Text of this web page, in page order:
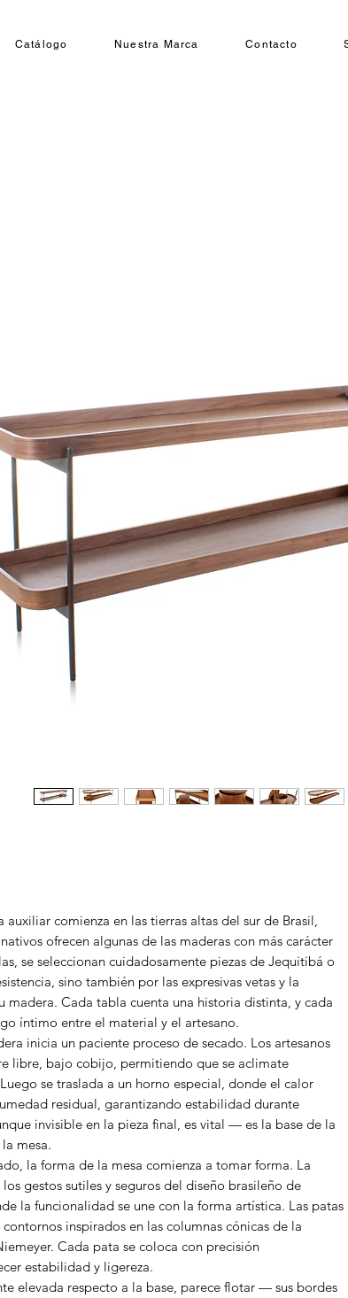
Catálogo Nuestra Marca Contacto
auxiliar comienza en las tierras altas del sur de Brasil,
ofrecen algunas de las maderas con más carácter
se seleccionan cuidadosamente piezas de Jequitibá o
sino también por las expresivas vetas y la
madera. Cada tabla cuenta una historia distinta, y cada
íntimo entre el material y el artesano.
inicia un paciente proceso de secado. Los artesanos
libre, bajo cobijo, permitiendo que se aclimate
se traslada a un horno especial, donde el calor
residual, garantizando estabilidad durante
invisible en la pieza final, es vital — es la base de la
mesa.
la forma de la mesa comienza a tomar forma. La
gestos sutiles y seguros del diseño brasileño de
la funcionalidad se une con la forma artística. Las patas
inspirados en las columnas cónicas de la
Cada pata se coloca con precisión
estabilidad y ligereza.
elevada respecto a la base, parece flotar — sus bordes